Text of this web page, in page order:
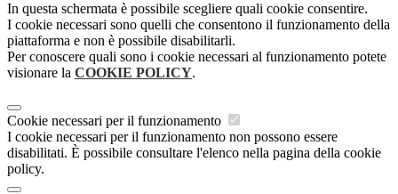
In questa schermata è possibile scegliere quali cookie consentire.
I cookie necessari sono quelli che consentono il funzionamento della
piattaforma e non è possibile disabilitarli.
Per conoscere quali sono i cookie necessari al funzionamento potete
visionare la COOKIE POLICY.
Cookie necessari per il funzionamento
I cookie necessari per il funzionamento non possono essere
disabilitati. È possibile consultare l'elenco nella pagina della cookie
policy.